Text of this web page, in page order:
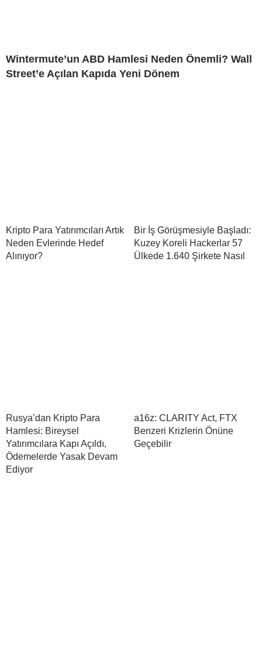
Wintermute’un ABD Hamlesi Neden Önemli? Wall
Street’e Açılan Kapıda Yeni Dönem
Kripto Para Yatırımcıları Artık
Neden Evlerinde Hedef
Alınıyor?
Bir İş Görüşmesiyle Başladı:
Kuzey Koreli Hackerlar 57
Ülkede 1.640 Şirkete Nasıl
Rusya’dan Kripto Para
Hamlesi: Bireysel
Yatırımcılara Kapı Açıldı,
Ödemelerde Yasak Devam
Ediyor
a16z: CLARITY Act, FTX
Benzeri Krizlerin Önüne
Geçebilir